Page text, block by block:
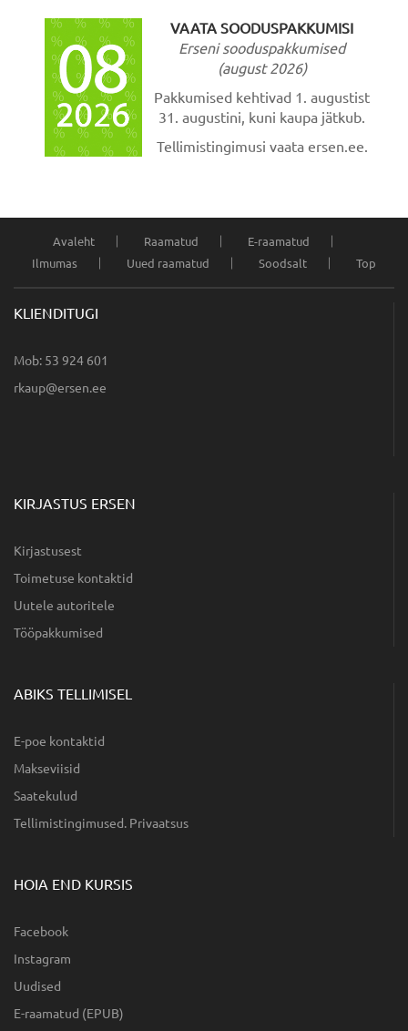
VAATA SOODUSPAKKUMISI
Erseni sooduspakkumised
(august 2026)
Pakkumised kehtivad 1. augustist
31. augustini, kuni kaupa jätkub.
Tellimistingimusi vaata ersen.ee.
Avaleht Raamatud
E-raamatud
Ilmumas
Uued raamatud Soodsalt Top
KLIENDITUGI
Mob: 53 924 601
ee.nesre@puakr
KIRJASTUS ERSEN
Kirjastusest
Toimetuse kontaktid
Uutele autoritele
Tööpakkumised
ABIKS TELLIMISEL
E-poe kontaktid
Makseviisid
Saatekulud
Tellimistingimused. Privaatsus
HOIA END KURSIS
Facebook
Instagram
Uudised
E-raamatud (EPUB)